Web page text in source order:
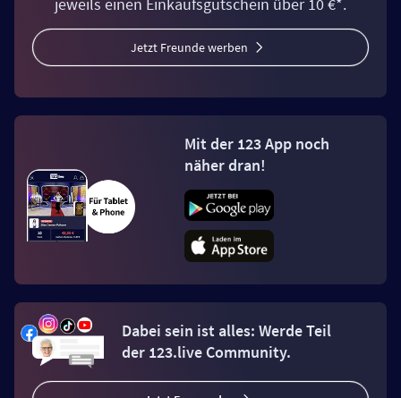
Jetzt Freunde werben
Mit der 123 App noch
näher dran!
Dabei sein ist alles: Werde Teil
der 123.live Community.